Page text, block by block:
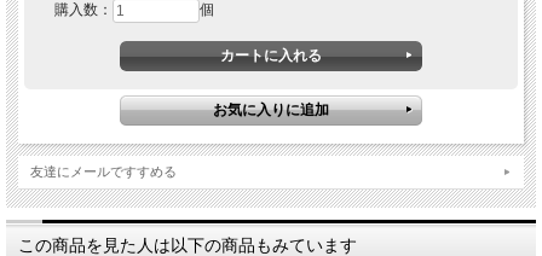
購入数： 個
友達にメールですすめる
この商品を見た人は以下の商品もみています